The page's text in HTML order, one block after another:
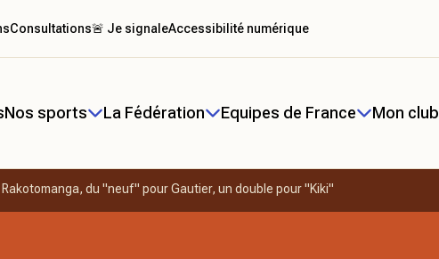
Nos sports La Fédération Equipes de France Mon club
Consultations🚨 Je signaleAccessibilité numérique
du "neuf" pour Gautier, un double pour "Kiki"